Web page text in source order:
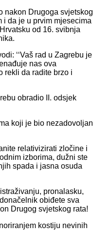
nakon Drugoga svjetskog
i da je u prvim mjesecima
od 16. svibnja
‘‘Vaš rad u Zagrebu je
nas ova
rekli da radite brzo i
obradio II. odsjek
koji je bio nezadovoljan
relativizirati zločine i
izborima, dužni ste
spada i jasna osuda
pronalasku,
obiđete sva
Drugog svjetskog rata!
kostiju nevinih